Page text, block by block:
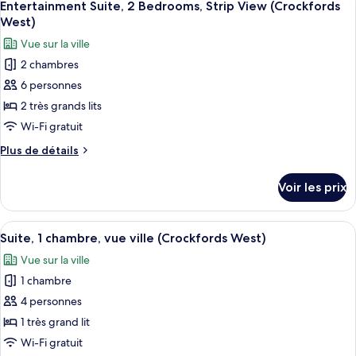
(Crockfords
West,
Strip
View)
chambre
chambre
(Crockfords
West,
Strip
toutes
les
photos
pour
ce
type
de
chambre :
Entertainment
2
Bedrooms,
Strip
View
(Crockfords
West)
Entertainment Suite, 2 Bedrooms, Strip View (Crockfords
West)
Vue sur la ville
2 chambres
6 personnes
2 très grands lits
Wi-Fi gratuit
Plus de détails
Plus
le
type
de
Entertainment
Suite,
Bedrooms,
Strip
View
(Crockfords
Voir les prix
Afficher
toutes
les
photos
pour
ce
type
TV connectée de 65 pouces avec
2
Suite, 1 chambre, vue ville (Crockfords West)
Vue sur la ville
1 chambre
4 personnes
1 très grand lit
Wi-Fi gratuit